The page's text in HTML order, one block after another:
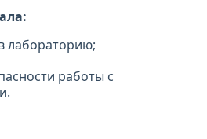
лабораторию;
работы с